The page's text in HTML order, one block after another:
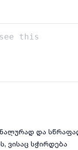
და
ვისაც სჭირდება